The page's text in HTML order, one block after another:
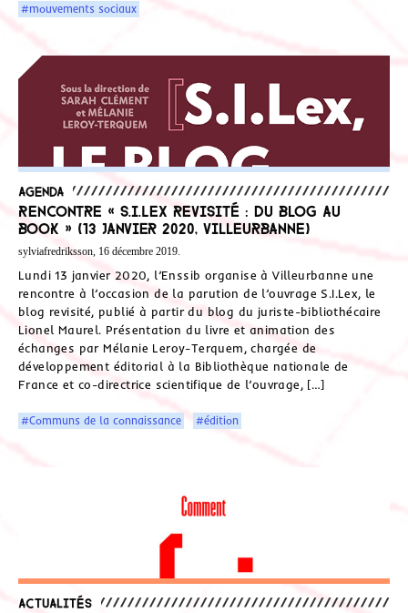
#mouvements sociaux
Agenda
Rencontre « S.I.Lex revisité : du blog au
book » (13 janvier 2020, Villeurbanne)
sylviafredriksson, 16 décembre 2019.
Lundi 13 janvier 2020, l’Enssib organise à Villeurbanne une
rencontre à l’occasion de la parution de l’ouvrage S.I.Lex, le
blog revisité, publié à partir du blog du juriste-bibliothécaire
Lionel Maurel. Présentation du livre et animation des
échanges par Mélanie Leroy-Terquem, chargée de
développement éditorial à la Bibliothèque nationale de
France et co-directrice scientifique de l’ouvrage, […]
#Communs de la connaissance #édition
Actualités